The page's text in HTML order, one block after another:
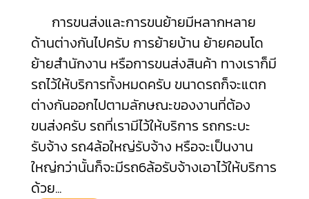
การขนส่งและการขนย้ายมีหลากหลาย
ด้านต่างกันไปครับ การย้ายบ้าน ย้ายคอนโด
ย้ายสำนักงาน หรือการขนส่งสินค้า ทางเราก็มี
รถไว้ให้บริการทั้งหมดครับ ขนาดรถก็จะแตก
ต่างกันออกไปตามลักษณะของงานที่ต้อง
ขนส่งครับ รถที่เรามีไว้ให้บริการ รถกระบะ
รับจ้าง รถ4ล้อใหญ่รับจ้าง หรือจะเป็นงาน
ใหญ่กว่านั้นก็จะมีรถ6ล้อรับจ้างเอาไว้ให้บริการ
ด้วย...